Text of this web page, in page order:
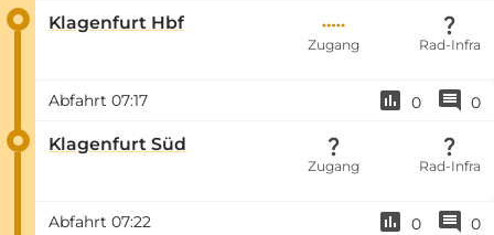
Klagenfurt Hbf
Zugang Rad-Infra
Abfahrt 07:17 0 0
Klagenfurt Süd
Zugang Rad-Infra
Abfahrt 07:22 0 0